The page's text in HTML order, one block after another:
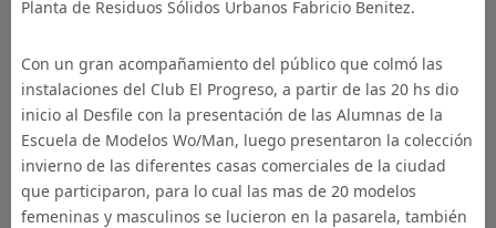
Planta de Residuos Sólidos Urbanos Fabricio Benitez.
Con un gran acompañamiento del público que colmó las
instalaciones del Club El Progreso, a partir de las 20 hs dio
inicio al Desfile con la presentación de las Alumnas de la
Escuela de Modelos Wo/Man, luego presentaron la colección
invierno de las diferentes casas comerciales de la ciudad
que participaron, para lo cual las mas de 20 modelos
femeninas y masculinos se lucieron en la pasarela, también